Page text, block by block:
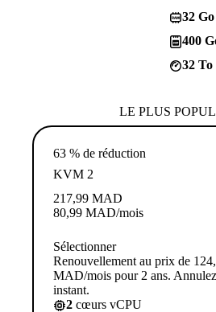
32 Go
400
32 To
LE PLUS
63 % de réduction
KVM 2
217,99 MAD
80,99 MAD/mois
Sélectionner
Renouvellement au prix de
MAD/mois pour 2 ans.
instant.
2 cœurs vCPU